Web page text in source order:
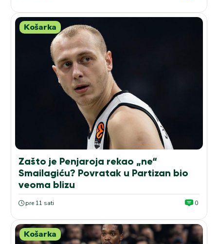
Košarka
Zašto je Penjaroja rekao „ne“
Smailagiću? Povratak u Partizan bio
veoma blizu
pre 11 sati 0
Košarka